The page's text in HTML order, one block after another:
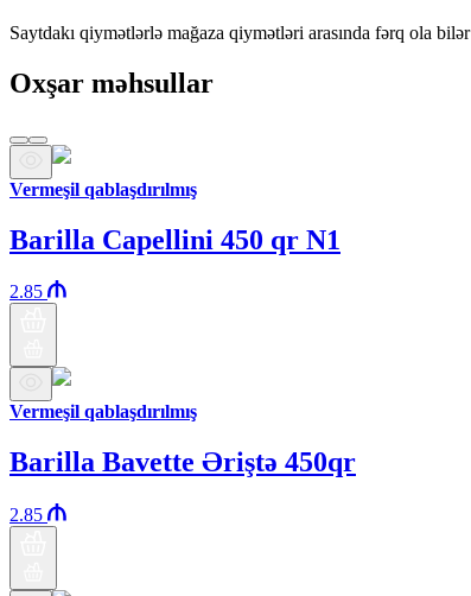
Saytdakı qiymətlərlə mağaza qiymətləri arasında fərq ola bilər
Oxşar məhsullar
Vermeşil qablaşdırılmış
Barilla Capellini 450 qr N1
2.85
Vermeşil qablaşdırılmış
Barilla Bavette Əriştə 450qr
2.85